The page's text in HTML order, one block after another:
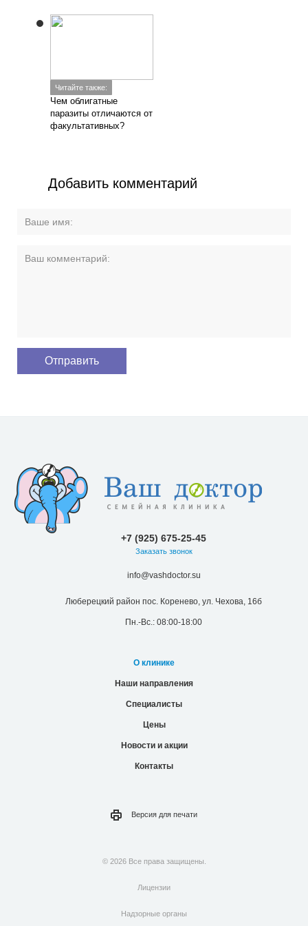
Читайте также:
Чем облигатные
паразиты отличаются от
факультативных?
Добавить комментарий
+7 (925) 675-25-45
Заказать звонок
info@vashdoctor.su
Люберецкий район пос. Коренево, ул. Чехова, 16б
Пн.-Вс.: 08:00-18:00
О клинике
Наши направления
Специалисты
Цены
Новости и акции
Контакты
Версия для печати
© 2026 Все права защищены.
Лицензии
Надзорные органы